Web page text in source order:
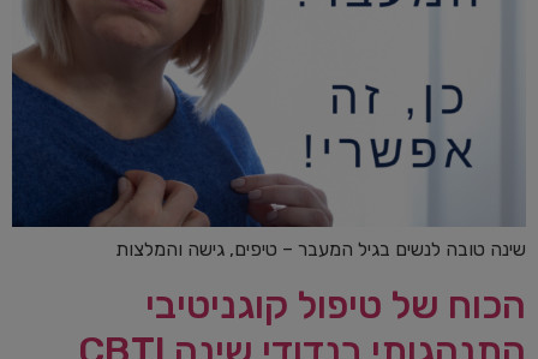
שינה טובה לנשים בגיל המעבר – טיפים, גישה והמלצות
הכוח של טיפול קוגניטיבי